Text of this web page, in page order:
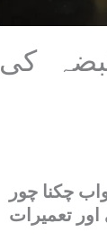
کی
چکنا چور
تعمیرات